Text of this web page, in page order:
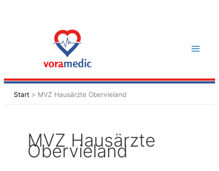
Start MVZ Hausärzte Obervieland
MVZ Hausärzte
Obervieland